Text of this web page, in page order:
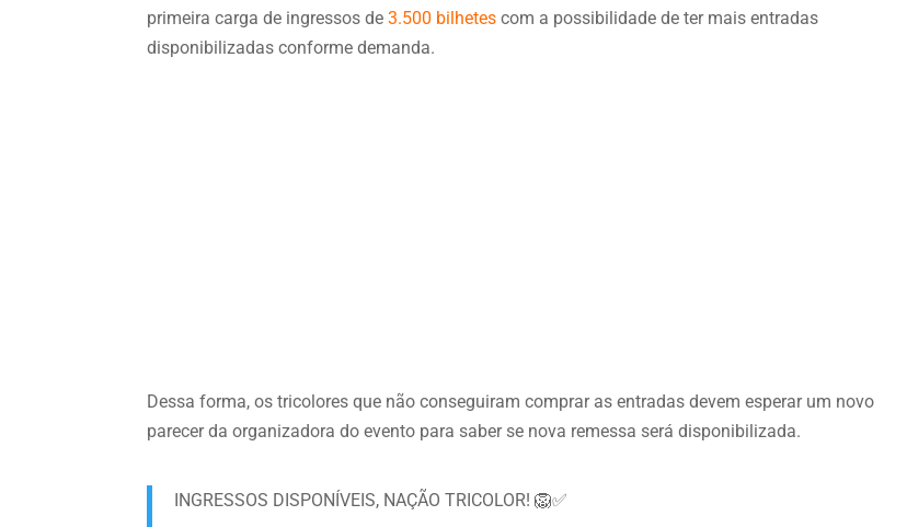
primeira carga de ingressos de3.500 bilhetes com a possibilidade de ter mais entradas
disponibilizadas conforme demanda.
Dessa forma, os tricolores que não conseguiram comprar as entradas devem esperar um novo
parecer da organizadora do evento para saber se nova remessa será disponibilizada.
INGRESSOS DISPONÍVEIS, NAÇÃO TRICOLOR! 🦁✅